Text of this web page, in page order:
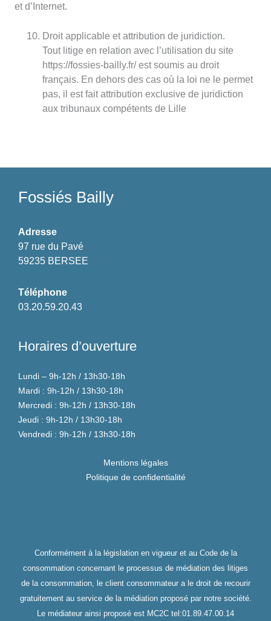
et d’Internet.
Droit applicable et attribution de juridiction.
Tout litige en relation avec l’utilisation du site
https://fossies-bailly.fr/ est soumis au droit
français. En dehors des cas où la loi ne le permet
pas, il est fait attribution exclusive de juridiction
aux tribunaux compétents de Lille
Fossiés Bailly
Adresse
97 rue du Pavé
59235 BERSEE
Téléphone
03.20.59.20.43
Horaires d’ouverture
Lundi – 9h-12h / 13h30-18h
Mardi : 9h-12h / 13h30-18h
Mercredi : 9h-12h / 13h30-18h
Jeudi : 9h-12h / 13h30-18h
Vendredi : 9h-12h / 13h30-18h
Mentions légales
Politique de confidentialité
Conformément à la législation en vigueur et au Code de la
consommation concernant le processus de médiation des litiges
de la consommation, le client consommateur a le droit de recourir
gratuitement au service de la médiation proposé par notre société.
Le médiateur ainsi proposé est MC2C tel:01.89.47.00.14